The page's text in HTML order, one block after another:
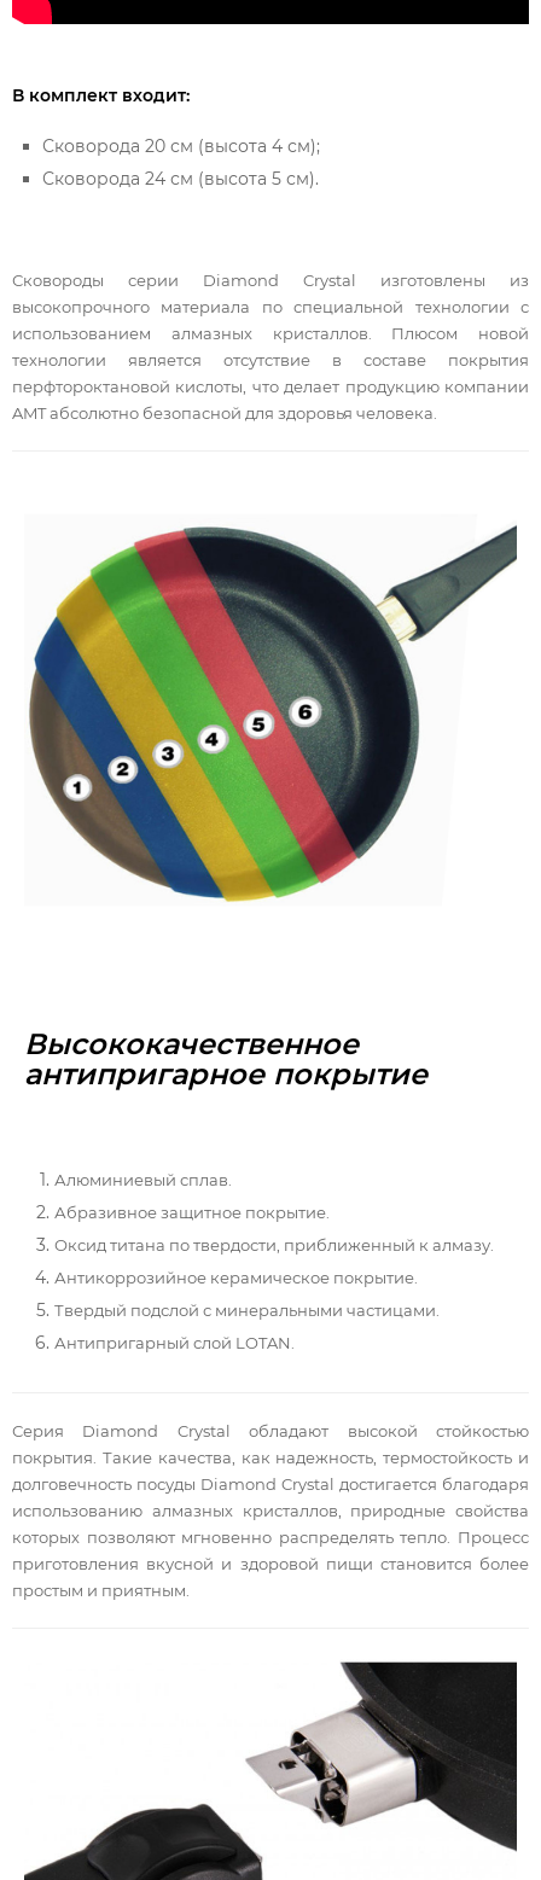
В комплект входит:
Сковорода 20 см (высота 4 см);
Сковорода 24 см (высота 5 см).
Сковороды серии Diamond Crystal изготовлены из
высокопрочного материала по специальной технологии с
использованием алмазных кристаллов. Плюсом новой
технологии является отсутствие в составе покрытия
перфтороктановой кислоты, что делает продукцию компании
AMT абсолютно безопасной для здоровья человека.
Высококачественное
антипригарное покрытие
Алюминиевый сплав.
Абразивное защитное покрытие.
Оксид титана по твердости, приближенный к алмазу.
Антикоррозийное керамическое покрытие.
Твердый подслой с минеральными частицами.
Антипригарный слой LOTAN.
Серия Diamond Crystal обладают высокой стойкостью
покрытия. Такие качества, как надежность, термостойкость и
долговечность посуды Diamond Crystal достигается благодаря
использованию алмазных кристаллов, природные свойства
которых позволяют мгновенно распределять тепло. Процесс
приготовления вкусной и здоровой пищи становится более
простым и приятным.